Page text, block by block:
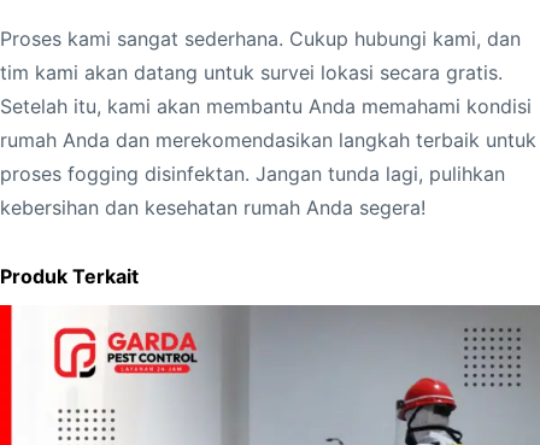
Proses kami sangat sederhana. Cukup hubungi kami, dan
tim kami akan datang untuk survei lokasi secara gratis.
Setelah itu, kami akan membantu Anda memahami kondisi
rumah Anda dan merekomendasikan langkah terbaik untuk
proses fogging disinfektan. Jangan tunda lagi, pulihkan
kebersihan dan kesehatan rumah Anda segera!
Produk Terkait